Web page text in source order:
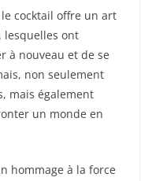
cocktail offre un art
lesquelles ont
à nouveau et de se
non seulement
mais également
un monde en
hommage à la force